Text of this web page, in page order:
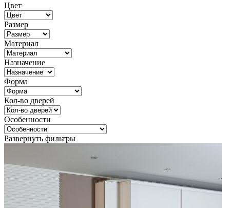
Цвет
Размер
Материал
Назначение
Форма
Кол-во дверей
Особенности
Развернуть фильтры